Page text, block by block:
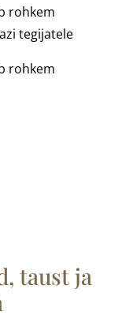
rohkem
tegijatele
rohkem
taust ja